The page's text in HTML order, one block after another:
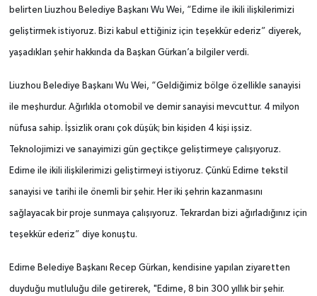
belirten Liuzhou Belediye Başkanı Wu Wei, “Edirne ile ikili ilişkilerimizi
geliştirmek istiyoruz. Bizi kabul ettiğiniz için teşekkür ederiz” diyerek,
yaşadıkları şehir hakkında da Başkan Gürkan’a bilgiler verdi.
Liuzhou Belediye Başkanı Wu Wei, “Geldiğimiz bölge özellikle sanayisi
ile meşhurdur. Ağırlıkla otomobil ve demir sanayisi mevcuttur. 4 milyon
nüfusa sahip. İşsizlik oranı çok düşük; bin kişiden 4 kişi işsiz.
Teknolojimizi ve sanayimizi gün geçtikçe geliştirmeye çalışıyoruz.
Edirne ile ikili ilişkilerimizi geliştirmeyi istiyoruz. Çünkü Edirne tekstil
sanayisi ve tarihi ile önemli bir şehir. Her iki şehrin kazanmasını
sağlayacak bir proje sunmaya çalışıyoruz. Tekrardan bizi ağırladığınız için
teşekkür ederiz” diye konuştu.
Edirne Belediye Başkanı Recep Gürkan, kendisine yapılan ziyaretten
duyduğu mutluluğu dile getirerek, "Edirne, 8 bin 300 yıllık bir şehir.